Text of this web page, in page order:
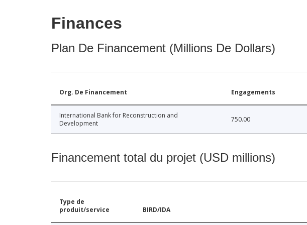
Finances
Plan De Financement (Millions De Dollars)
Org. De Financement Engagements
International Bank for Reconstruction and
Development
750.00
Financement total du projet (USD millions)
Type de
produit/service
BIRD/IDA